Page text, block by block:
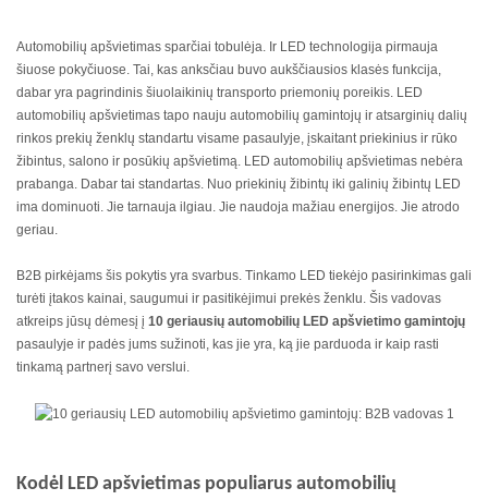
Pagrindiniai produktai
Pagrindiniai privalumai
Pagrindiniai produktai
6. NIKEN
Pagrindiniai privalumai
Pagrindiniai produktai
7. Koito Manufacturing Co., Ltd
Pagrindiniai privalumai
Pagrindiniai produktai
8. Magneti Marelli SpA
Pagrindiniai privalumai
Pagrindiniai produktai
9. NAOEVO
Pagrindiniai privalumai
Pagrindiniai produktai
10. ZKW grupė
Pagrindiniai privalumai
Tinkinimo parinktys
Aptarnavimas po pardavimo
už halogeninį?
2 klausimas. Ar LED priekiniai žibintai yra legalūs visose
šalyse?
3 klausimas. Ar LED apšvietimas gali būti naudojamas
komercinėse transporto priemonėse?
4 klausimas. Kaip išsirinkti tinkamą LED tiekėją?
Automobilių apšvietimas sparčiai tobulėja. Ir LED technologija pirmauja
šiuose pokyčiuose. Tai, kas anksčiau buvo aukščiausios klasės funkcija,
dabar yra pagrindinis šiuolaikinių transporto priemonių poreikis. LED
automobilių apšvietimas tapo nauju automobilių gamintojų ir atsarginių dalių
rinkos prekių ženklų standartu visame pasaulyje, įskaitant priekinius ir rūko
žibintus, salono ir posūkių apšvietimą. LED automobilių apšvietimas nebėra
prabanga. Dabar tai standartas. Nuo priekinių žibintų iki galinių žibintų LED
ima dominuoti. Jie tarnauja ilgiau. Jie naudoja mažiau energijos. Jie atrodo
geriau.
B2B pirkėjams šis pokytis yra svarbus. Tinkamo LED tiekėjo pasirinkimas gali
turėti įtakos kainai, saugumui ir pasitikėjimui prekės ženklu. Šis vadovas
atkreips jūsų dėmesį į 10 geriausių automobilių LED apšvietimo gamintojų
pasaulyje ir padės jums sužinoti, kas jie yra, ką jie parduoda ir kaip rasti
tinkamą partnerį savo verslui.
Kodėl LED apšvietimas populiarus automobilių